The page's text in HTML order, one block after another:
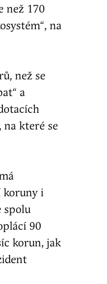
než 170
na
než se
a
na které se
koruny i
spolu
90
korun, jak